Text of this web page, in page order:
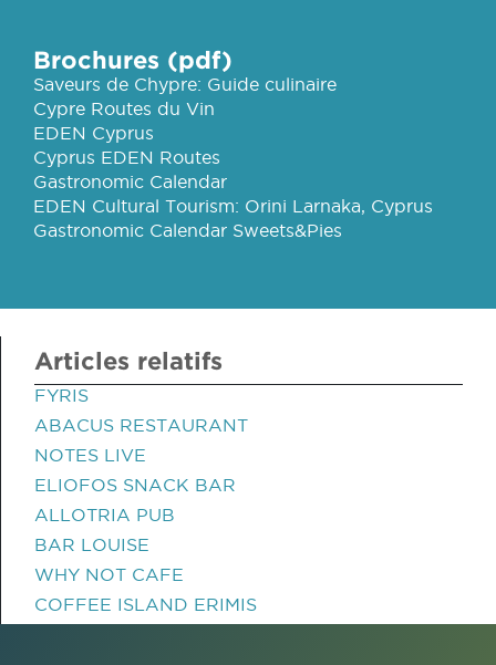
Brochures (pdf)
Saveurs de Chypre: Guide culinaire
Cypre Routes du Vin
EDEN Cyprus
Cyprus EDEN Routes
Gastronomic Calendar
EDEN Cultural Tourism: Orini Larnaka, Cyprus
Gastronomic Calendar Sweets&Pies
Articles relatifs
FYRIS
ABACUS RESTAURANT
NOTES LIVE
ELIOFOS SNACK BAR
ALLOTRIA PUB
BAR LOUISE
WHY NOT CAFE
COFFEE ISLAND ERIMIS